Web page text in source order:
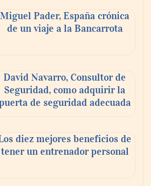
México simplifican
boletos con una experiencia
y segura
Miguel Pader, España crónica
de un viaje a la Bancarrota
David Navarro, Consultor de
Seguridad, como adquirir la
de seguridad adecuada
diez mejores beneficios de
tener un entrenador personal